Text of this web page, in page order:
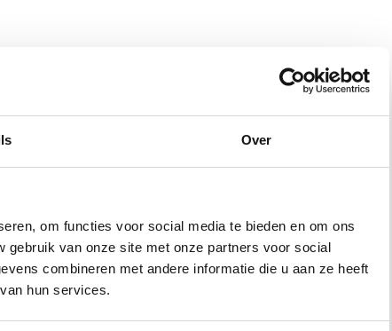
Over
om functies voor social media te bieden en om ons
gebruik van onze site met onze partners voor social
combineren met andere informatie die u aan ze heeft
hun services.